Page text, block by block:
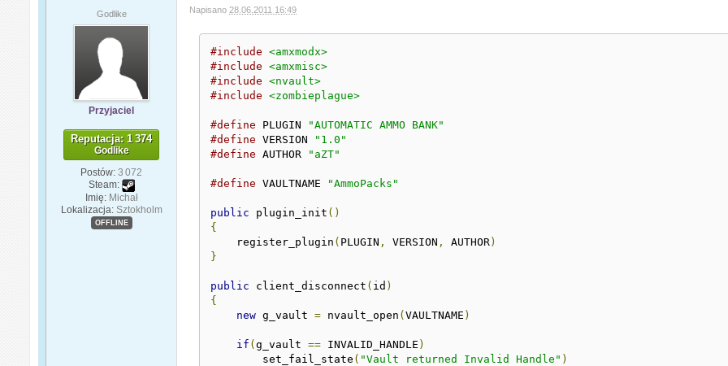
Godlike
Przyjaciel
Reputacja: 1 374
Godlike
Postów: 3 072
Steam:
Imię: Michał
Lokalizacja: Sztokholm
OFFLINE
Napisano 28.06.2011 16:49
#include
<amxmodx>
#include
<amxmisc>
#include
<nvault>
#include
<zombieplague>
#define PLUGIN
"AUTOMATIC AMMO BANK"
#define VERSION
"1.0"
#define AUTHOR "aZT"
#define VAULTNAME "AmmoPacks"
public plugin_init ()
{
    register_plugin
( PLUGIN , VERSION , AUTHOR)
}
public client_disconnect ( id )
{
new g_vault = nvault_open (VAULTNAME )
if (g_vault == INVALID_HANDLE )
        set_fail_state
( "Vault returned Invalid Handle" )